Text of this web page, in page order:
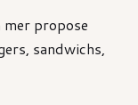
mer propose
sandwichs,